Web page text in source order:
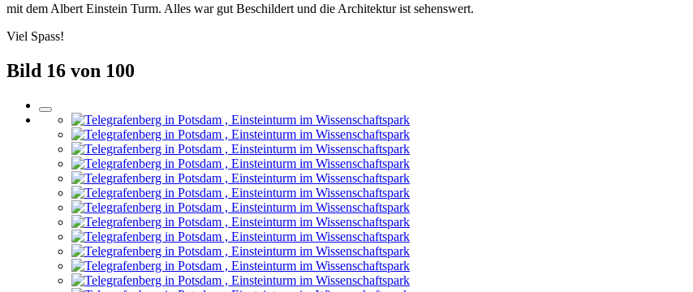
mit dem Albert Einstein Turm. Alles war gut Beschildert und die Architektur ist sehenswert.
Viel Spass!
Bild 16 von 100